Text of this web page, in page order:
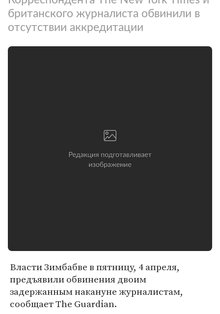
британского журналиста обвинили в
отсутствии аккредитации
Власти Зимбабве в пятницу, 4 апреля,
предъявили обвинения двоим
задержанным накануне журналистам,
сообщает The Guardian.